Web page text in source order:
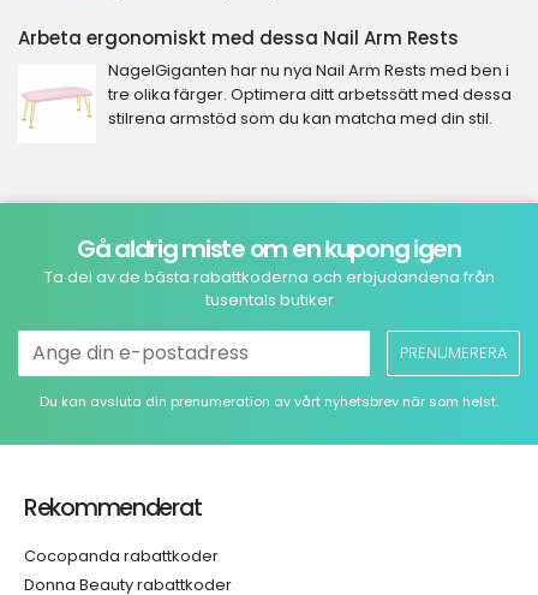
Arbeta ergonomiskt med dessa Nail Arm Rests
NagelGiganten har nu nya Nail Arm Rests med ben i
tre olika färger. Optimera ditt arbetssätt med dessa
stilrena armstöd som du kan matcha med din stil.
Gå aldrig miste om en kupong igen
Ta del av de bästa rabattkoderna och erbjudandena från
tusentals butiker
PRENUMERERA
Du kan avsluta din prenumeration av vårt nyhetsbrev när som helst.
Rekommenderat
Cocopanda rabattkoder
Donna Beauty rabattkoder